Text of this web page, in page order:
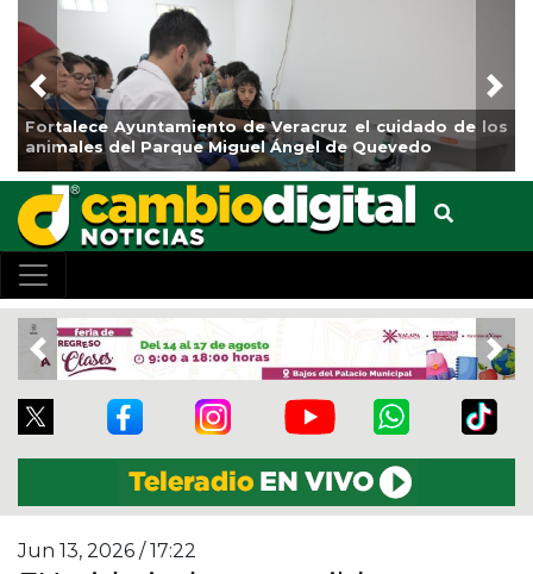
Ayuntamiento de Veracruz el cuidado de los
del Parque Miguel Ángel de Quevedo
La
de
Previous
Previous
Jun 13, 2026 / 17:22